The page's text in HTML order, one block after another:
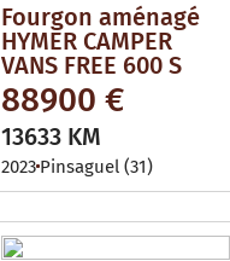
Fourgon aménagé
HYMER CAMPER
VANS FREE 600 S
88900 €
13633 KM
2023 Pinsaguel (31)